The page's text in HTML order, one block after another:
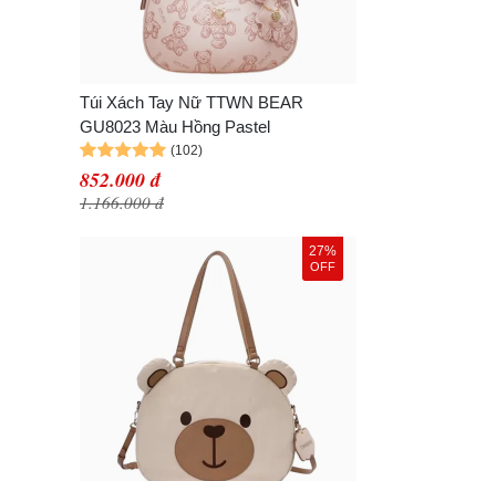
Túi Xách Tay Nữ TTWN BEAR
GU8023 Màu Hồng Pastel
852.000 đ
1.166.000 đ
27%
OFF